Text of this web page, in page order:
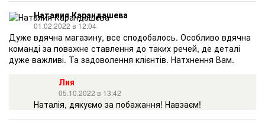
Наталия Карандашева
01.02.2022 в 12:04
Дуже вдячна магазину, все сподобалось. Особливо вдячна
команді за поважне ставлення до таких речей, де деталі
дуже важливі. Та задоволення клієнтів. Натхнення Вам.
Лия
05.10.2022 в 13:42
Наталія, дякуємо за побажання! Навзаєм!